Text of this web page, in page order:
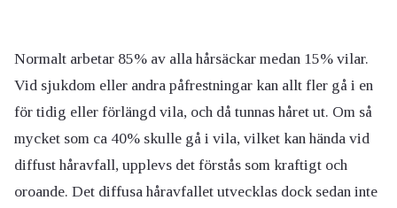
Normalt arbetar 85% av alla hårsäckar medan 15% vilar.
Vid sjukdom eller andra påfrestningar kan allt fler gå i en
för tidig eller förlängd vila, och då tunnas håret ut. Om så
mycket som ca 40% skulle gå i vila, vilket kan hända vid
diffust håravfall, upplevs det förstås som kraftigt och
oroande. Det diffusa håravfallet utvecklas dock sedan inte